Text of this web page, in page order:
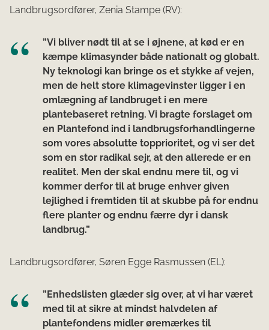
Landbrugsordfører, Zenia Stampe (RV):
”Vi bliver nødt til at se i øjnene, at kød er en
kæmpe klimasynder både nationalt og globalt.
Ny teknologi kan bringe os et stykke af vejen,
men de helt store klimagevinster ligger i en
omlægning af landbruget i en mere
plantebaseret retning. Vi bragte forslaget om
en Plantefond ind i landbrugsforhandlingerne
som vores absolutte topprioritet, og vi ser det
som en stor radikal sejr, at den allerede er en
realitet. Men der skal endnu mere til, og vi
kommer derfor til at bruge enhver given
lejlighed i fremtiden til at skubbe på for endnu
flere planter og endnu færre dyr i dansk
landbrug.”
Landbrugsordfører, Søren Egge Rasmussen (EL):
”Enhedslisten glæder sig over, at vi har været
med til at sikre at mindst halvdelen af
plantefondens midler øremærkes til